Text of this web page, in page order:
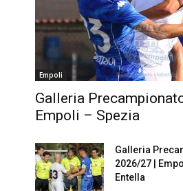
Empoli
Galleria
Empoli – Spezia
Galleria
2026/27 |
Entella